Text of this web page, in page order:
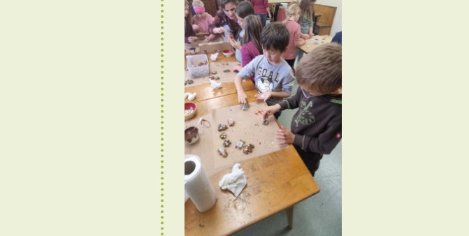
Bücherei Juli 2021